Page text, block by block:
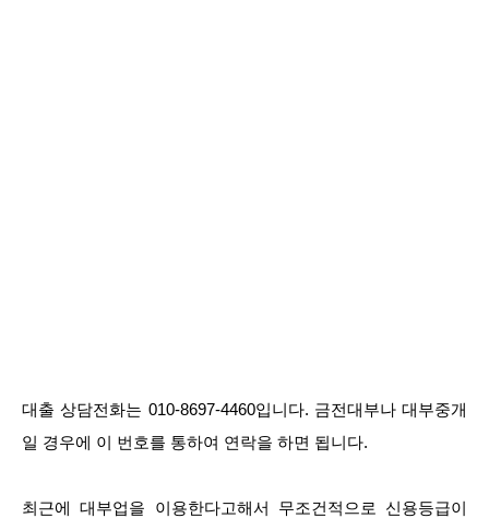
대출 상담전화는 010-8697-4460입니다. 금전대부나 대부중개
일 경우에 이 번호를 통하여 연락을 하면 됩니다.
최근에 대부업을 이용한다고해서 무조건적으로 신용등급이